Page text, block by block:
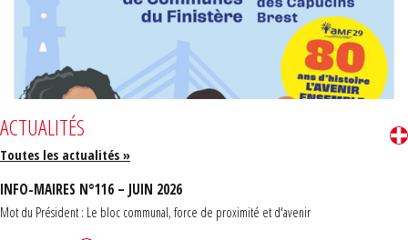
ACTUALITÉS
Toutes les actualités »
INFO-MAIRES N°116 – JUIN 2026
Mot du Président : Le bloc communal, force de proximité et d'avenir